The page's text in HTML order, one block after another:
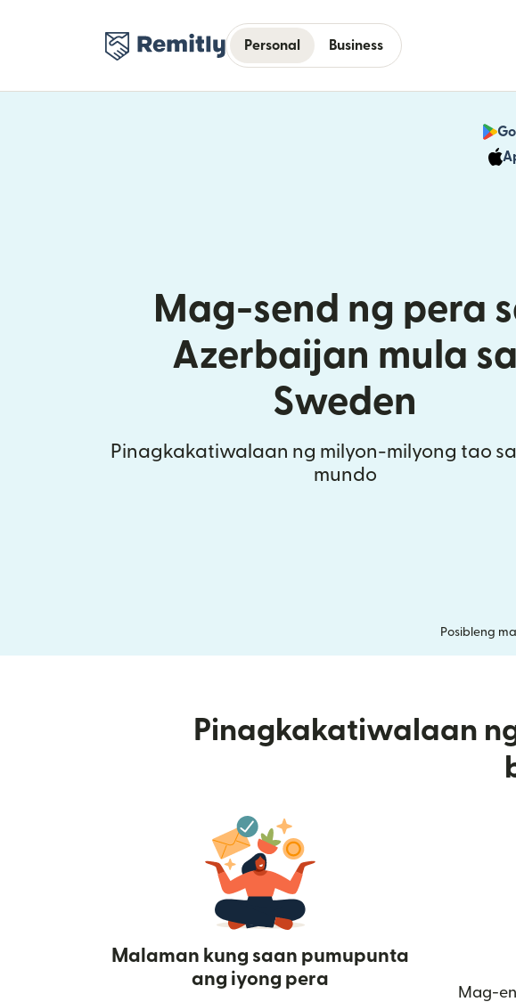
Personal Business
Mag-send ng pera
Azerbaijan mula sa
Sweden
Pinagkakatiwalaan ng milyon-milyong tao
mundo
Posibleng
Pinagkakatiwalaan
Malaman kung saan pumupunta
ang iyong pera
Mag-